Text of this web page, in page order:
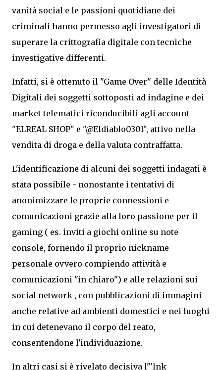
vanità social e le passioni quotidiane dei
criminali hanno permesso agli investigatori di
superare la crittografia digitale con tecniche
investigative differenti.
Infatti, si è ottenuto il "Game Over" delle Identità
Digitali dei soggetti sottoposti ad indagine e dei
market telematici riconducibili agli account
"ELREAL SHOP" e "@Eldiablo0301", attivo nella
vendita di droga e della valuta contraffatta.
L'identificazione di alcuni dei soggetti indagati è
stata possibile - nonostante i tentativi di
anonimizzare le proprie connessioni e
comunicazioni grazie alla loro passione per il
gaming ( es. inviti a giochi online su note
console, fornendo il proprio nickname
personale ovvero compiendo attività e
comunicazioni "in chiaro") e alle relazioni sui
social network , con pubblicazioni di immagini
anche relative ad ambienti domestici e nei luoghi
in cui detenevano il corpo del reato,
consentendone l'individuazione.
In altri casi si è rivelato decisiva l"'Ink